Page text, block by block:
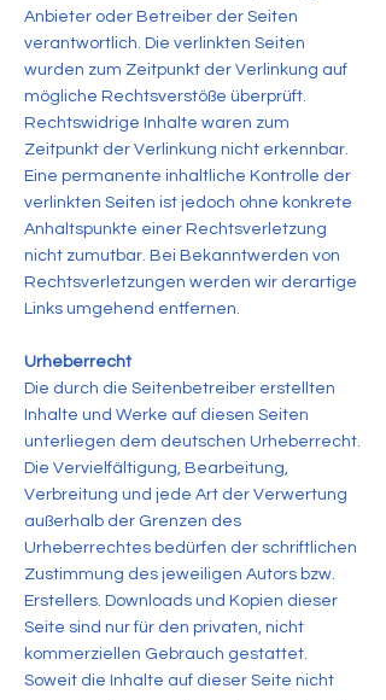
Anbieter oder Betreiber der Seiten
verantwortlich. Die verlinkten Seiten
wurden zum Zeitpunkt der Verlinkung auf
mögliche Rechtsverstöße überprüft.
Rechtswidrige Inhalte waren zum
Zeitpunkt der Verlinkung nicht erkennbar.
Eine permanente inhaltliche Kontrolle der
verlinkten Seiten ist jedoch ohne konkrete
Anhaltspunkte einer Rechtsverletzung
nicht zumutbar. Bei Bekanntwerden von
Rechtsverletzungen werden wir derartige
Links umgehend entfernen.
Urheberrecht
Die durch die Seitenbetreiber erstellten
Inhalte und Werke auf diesen Seiten
unterliegen dem deutschen Urheberrecht.
Die Vervielfältigung, Bearbeitung,
Verbreitung und jede Art der Verwertung
außerhalb der Grenzen des
Urheberrechtes bedürfen der schriftlichen
Zustimmung des jeweiligen Autors bzw.
Erstellers. Downloads und Kopien dieser
Seite sind nur für den privaten, nicht
kommerziellen Gebrauch gestattet.
Soweit die Inhalte auf dieser Seite nicht